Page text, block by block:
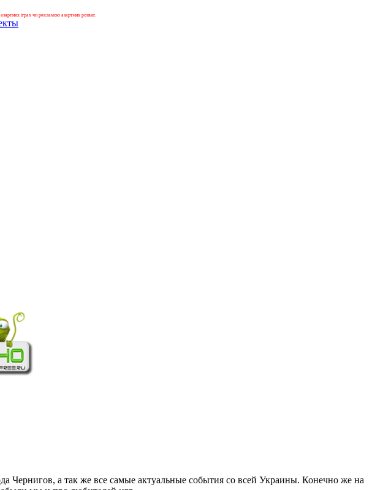
іграх чи рекламою азартних розваг.
Чернигов, а так же все самые актуальные события со всей Украины. Конечно же на